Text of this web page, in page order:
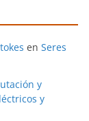
en Seres
y
y